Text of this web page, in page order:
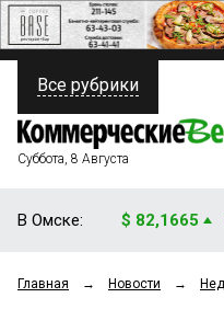
ПОЛИТИКА
ФИНАНСЫ
ОБЩЕСТВО
Все рубрики
Суббота, 8 Августа
В Омске: $ 82,1665
Главная → Новости →